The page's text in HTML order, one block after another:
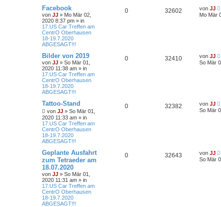
Facebook
von JJ » Mo Mär 02,
2020 8:37 pm » in
17.US Car Treffen am
CentrO Oberhausen
18-19.7.2020
ABGESAGT!!!
0 32602 von JJ
Mo Mär
Bilder von 2019
von JJ » So Mär 01,
2020 11:38 am » in
17.US Car Treffen am
CentrO Oberhausen
18-19.7.2020
ABGESAGT!!!
0 32410 von JJ
So Mär
Tattoo-Stand
von JJ » So Mär 01,
2020 11:33 am » in
17.US Car Treffen am
CentrO Oberhausen
18-19.7.2020
ABGESAGT!!!
0 32382 von JJ
So Mär
Geplante Ausfahrt
zum Tetraeder am
18.07.2020
von JJ » So Mär 01,
2020 11:31 am » in
17.US Car Treffen am
CentrO Oberhausen
18-19.7.2020
ABGESAGT!!!
0 32643 von JJ
So Mär